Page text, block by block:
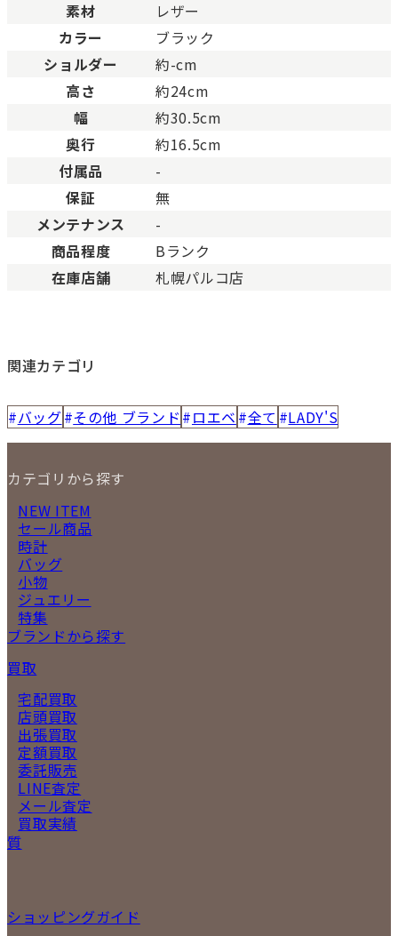
Bランク
BCランクとても使用感のある商品。
Cランク
素材
レザー
カラー
ブラック
ショルダー
約-cm
高さ
約24cm
幅
約30.5cm
奥行
約16.5cm
付属品
-
保証
無
メンテナンス
-
商品程度
Bランク
在庫店舗
札幌パルコ店
関連カテゴリ
バッグ その他 ブランド ロエベ 全て LADY'S
カテゴリから探す
NEW ITEM
セール商品
時計
バッグ
小物
ジュエリー
特集
ブランドから探す
買取
宅配買取
店頭買取
出張買取
定額買取
委託販売
LINE査定
メール査定
買取実績
質
ショッピングガイド